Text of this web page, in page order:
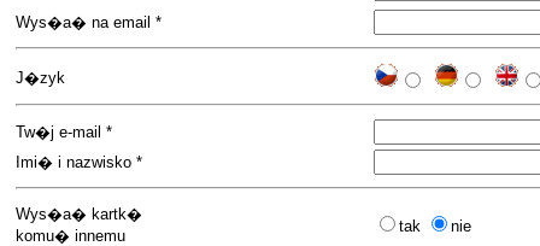
Wys�a� na email *
J�zyk
Tw�j e-mail *
Imi� i nazwisko *
Wys�a� kartk�
komu� innemu
tak nie